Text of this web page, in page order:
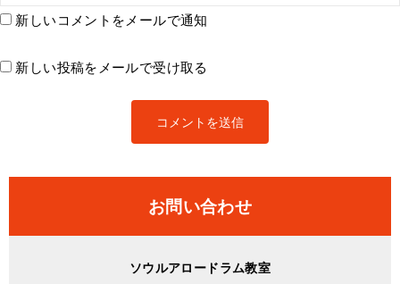
新しいコメントをメールで通知
新しい投稿をメールで受け取る
お問い合わせ
ソウルアロードラム教室